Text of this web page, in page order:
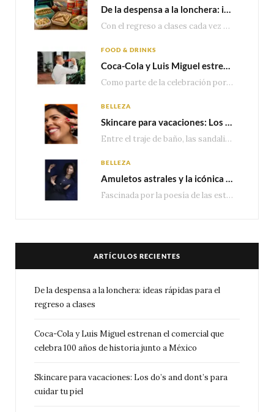
De la despensa a la lonchera: ideas rápidas para el regreso a clases
Con el regreso a clases cada vez más cerca, las familias comienzan a reorganizar horarios,…
FOOD & DRINKS
Coca-Cola y Luis Miguel estrenan el comercial que celebra 100 años de historia junto a México
Como parte de la celebración por sus primeros 100 años enMéxico, Coca-Cola presenta hoy el…
BELLEZA
Skincare para vacaciones: Los do’s and dont’s para cuidar tu piel
Entre el traje de baño, las sandalias, los lentes de sol y los looks que…
BELLEZA
Amuletos astrales y la icónica colección Zodiaque de Van Cleef & Arpels
Fascinada por la poesía de las estrellas, la Maison Van Cleef & Arpels celebra la llegada de las…
ARTÍCULOS RECIENTES
De la despensa a la lonchera: ideas rápidas para el
regreso a clases
Coca-Cola y Luis Miguel estrenan el comercial que
celebra 100 años de historia junto a México
Skincare para vacaciones: Los do’s and dont’s para
cuidar tu piel